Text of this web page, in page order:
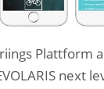
Plattform
next